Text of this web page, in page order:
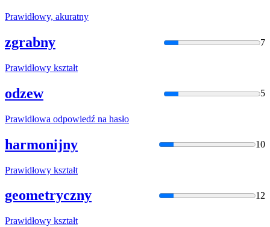
Prawidłowy, akuratny
zgrabny 7
Prawidłowy kształt
odzew 5
Prawidłowa odpowiedź na hasło
harmonijny 10
Prawidłowy kształt
geometryczny 12
Prawidłowy kształt